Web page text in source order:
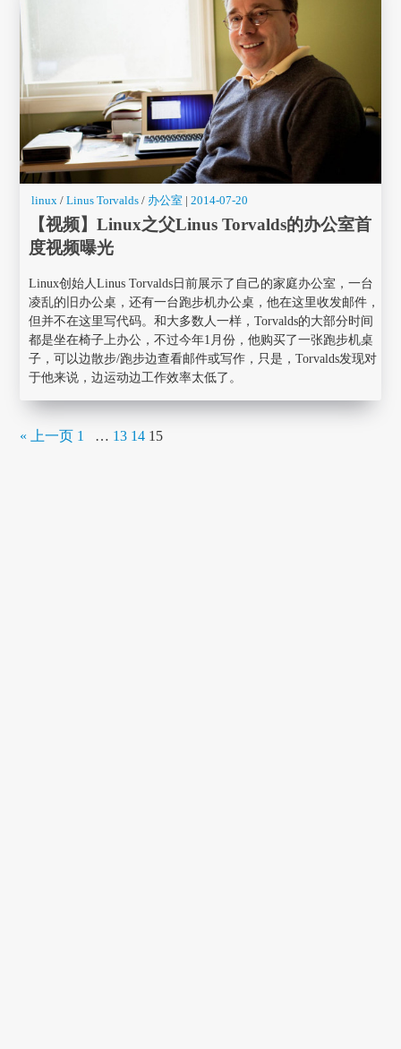
linux / Linus Torvalds / 办公室 |2014-07-20
【视频】Linux之父Linus Torvalds的办公室首
度视频曝光
Linux创始人Linus Torvalds日前展示了自己的家庭办公室，一台
凌乱的旧办公桌，还有一台跑步机办公桌，他在这里收发邮件，
但并不在这里写代码。和大多数人一样，Torvalds的大部分时间
都是坐在椅子上办公，不过今年1月份，他购买了一张跑步机桌
子，可以边散步/跑步边查看邮件或写作，只是，Torvalds发现对
于他来说，边运动边工作效率太低了。
« 上一页 1 … 13 14 15